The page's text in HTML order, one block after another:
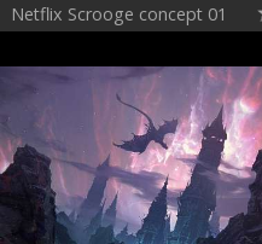
Netflix Scrooge concept 01